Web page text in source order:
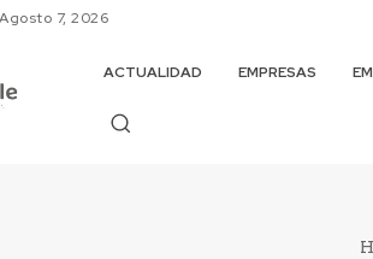
7, 2026
ACTUALIDAD EMPRESAS